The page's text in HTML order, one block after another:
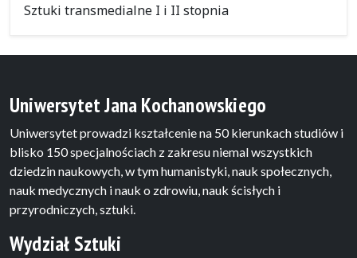
Sztuki transmedialne I i II stopnia
Uniwersytet Jana Kochanowskiego
Uniwersytet prowadzi kształcenie na 50 kierunkach studiów i
blisko 150 specjalnościach z zakresu niemal wszystkich
dziedzin naukowych, w tym humanistyki, nauk społecznych,
nauk medycznych i nauk o zdrowiu, nauk ścisłych i
przyrodniczych, sztuki.
Wydział Sztuki